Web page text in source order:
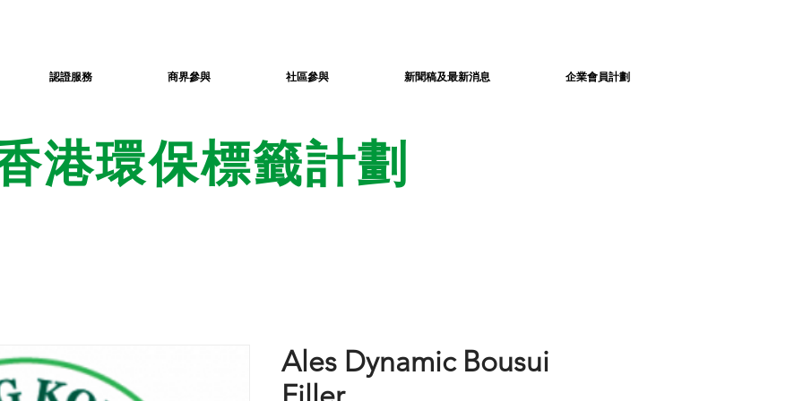
認證服務 商界參與 社區參與 新聞稿及最新消息 企業會員計劃
港環保標籤計劃
Ales Dynamic Bousui